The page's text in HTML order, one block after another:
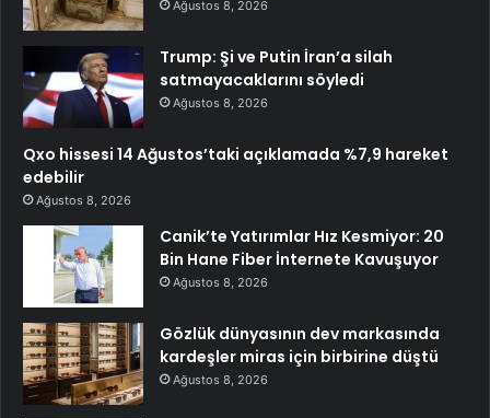
Ağustos 8, 2026
Trump: Şi ve Putin İran’a silah
satmayacaklarını söyledi
Ağustos 8, 2026
Qxo hissesi 14 Ağustos’taki açıklamada %7,9 hareket
edebilir
Ağustos 8, 2026
Canik’te Yatırımlar Hız Kesmiyor: 20
Bin Hane Fiber İnternete Kavuşuyor
Ağustos 8, 2026
Gözlük dünyasının dev markasında
kardeşler miras için birbirine düştü
Ağustos 8, 2026